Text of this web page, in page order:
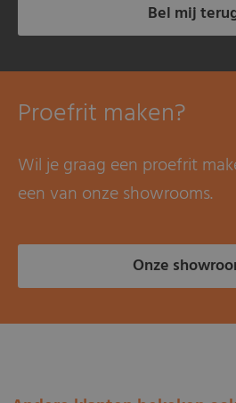
Bel mij
Proefrit maken?
Wil je graag een proefrit
een van onze showrooms.
Onze